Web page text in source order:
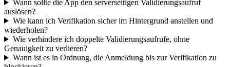
Wann sollte die App den serverseitigen Validierungsaufruf
auslösen?
Wie kann ich Verifikation sicher im Hintergrund anstellen und
wiederholen?
Wie verhindere ich doppelte Validierungsaufrufe, ohne
Genauigkeit zu verlieren?
Wann ist es in Ordnung, die Anmeldung bis zur Verifikation zu